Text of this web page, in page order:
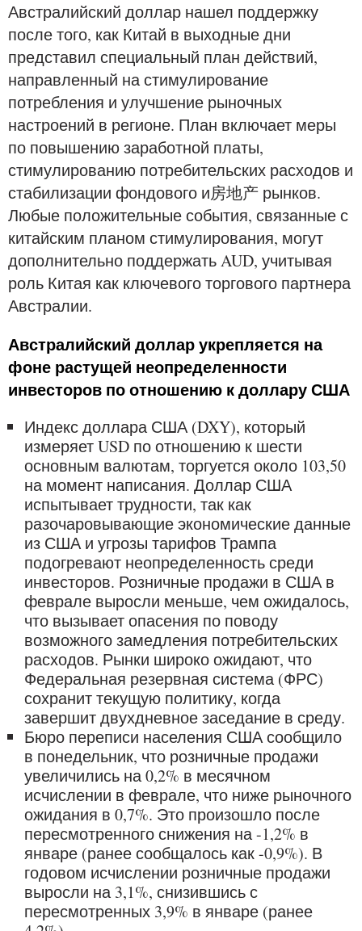
Австралийский доллар нашел поддержку
после того, как Китай в выходные дни
представил специальный план действий,
направленный на стимулирование
потребления и улучшение рыночных
настроений в регионе. План включает меры
по повышению заработной платы,
стимулированию потребительских расходов и
стабилизации фондового и房地产 рынков.
Любые положительные события, связанные с
китайским планом стимулирования, могут
дополнительно поддержать AUD, учитывая
роль Китая как ключевого торгового партнера
Австралии.
Австралийский доллар укрепляется на
фоне растущей неопределенности
инвесторов по отношению к доллару США
Индекс доллара США (DXY), который
измеряет USD по отношению к шести
основным валютам, торгуется около 103,50
на момент написания. Доллар США
испытывает трудности, так как
разочаровывающие экономические данные
из США и угрозы тарифов Трампа
подогревают неопределенность среди
инвесторов. Розничные продажи в США в
феврале выросли меньше, чем ожидалось,
что вызывает опасения по поводу
возможного замедления потребительских
расходов. Рынки широко ожидают, что
Федеральная резервная система (ФРС)
сохранит текущую политику, когда
завершит двухдневное заседание в среду.
Бюро переписи населения США сообщило
в понедельник, что розничные продажи
увеличились на 0,2% в месячном
исчислении в феврале, что ниже рыночного
ожидания в 0,7%. Это произошло после
пересмотренного снижения на -1,2% в
январе (ранее сообщалось как -0,9%). В
годовом исчислении розничные продажи
выросли на 3,1%, снизившись с
пересмотренных 3,9% в январе (ранее